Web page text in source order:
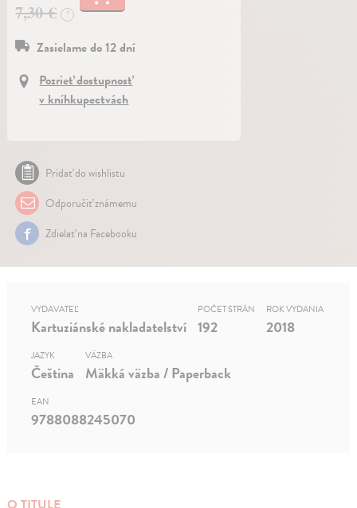
7,30 €
?
Zasielame do 12 dní
Pozrieť dostupnosť
v kníhkupectvách
Pridať do wishlistu
Odporučiť známemu
Zdielať na Facebooku
VYDAVATEĽ
Kartuziánské nakladatelství
POČET STRÁN
192
ROK VYDANIA
2018
JAZYK
Čeština
VÄZBA
Mäkká väzba / Paperback
EAN
9788088245070